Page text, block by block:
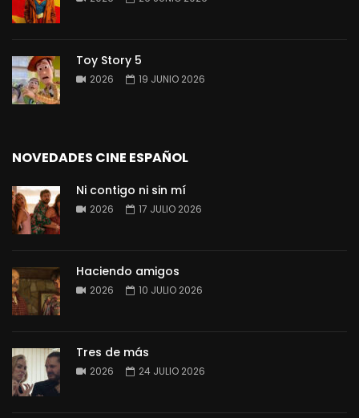
Toy Story 5
2026 19 JUNIO 2026
NOVEDADES CINE ESPAÑOL
Ni contigo ni sin mí
2026 17 JULIO 2026
Haciendo amigos
2026 10 JULIO 2026
Tres de más
2026 24 JULIO 2026